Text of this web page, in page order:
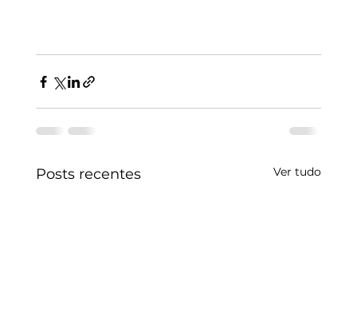
Posts recentes Ver tudo